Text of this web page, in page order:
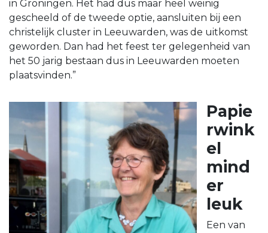
in Groningen. Het had dus maar heel weinig
gescheeld of de tweede optie, aansluiten bij een
christelijk cluster in Leeuwarden, was de uitkomst
geworden. Dan had het feest ter gelegenheid van
het 50 jarig bestaan dus in Leeuwarden moeten
plaatsvinden.”
Papie
rwink
el
mind
er
leuk
Een van